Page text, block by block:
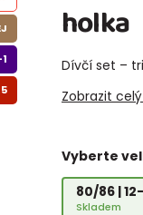
holka
Dívčí set –
Zobrazit
Vyberte
80/86 |
Skladem